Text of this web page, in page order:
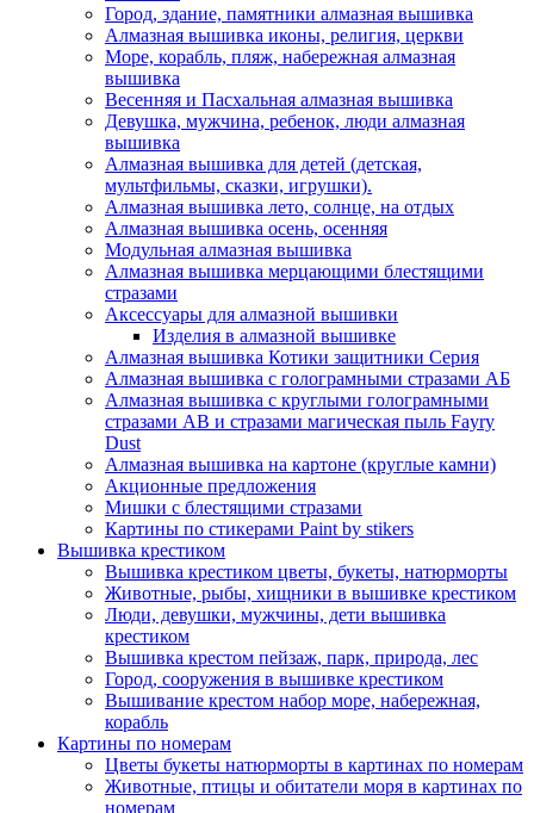
Город, здание, памятники алмазная вышивка
Алмазная вышивка иконы, религия, церкви
Море, корабль, пляж, набережная алмазная
вышивка
Весенняя и Пасхальная алмазная вышивка
Девушка, мужчина, ребенок, люди алмазная
вышивка
Алмазная вышивка для детей (детская,
мультфильмы, сказки, игрушки).
Алмазная вышивка лето, солнце, на отдых
Алмазная вышивка осень, осенняя
Модульная алмазная вышивка
Алмазная вышивка мерцающими блестящими
стразами
Аксессуары для алмазной вышивки
Изделия в алмазной вышивке
Алмазная вышивка Котики защитники Серия
Алмазная вышивка с голограмными стразами АБ
Алмазная вышивка с круглыми голограмными
стразами AB и стразами магическая пыль Fayry
Dust
Алмазная вышивка на картоне (круглые камни)
Акционные предложения
Мишки с блестящими стразами
Картины по стикерами Paint by stikers
Вышивка крестиком
Вышивка крестиком цветы, букеты, натюрморты
Животные, рыбы, хищники в вышивке крестиком
Люди, девушки, мужчины, дети вышивка
крестиком
Вышивка крестом пейзаж, парк, природа, лес
Город, сооружения в вышивке крестиком
Вышивание крестом набор море, набережная,
корабль
Картины по номерам
Цветы букеты натюрморты в картинах по номерам
Животные, птицы и обитатели моря в картинах по
номерам